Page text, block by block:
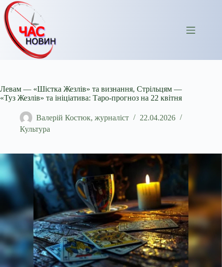
Перейти
до
вмісту
Левам — «Шістка Жезлів» та визнання, Стрільцям —
«Туз Жезлів» та ініціатива: Таро-прогноз на 22 квітня
Валерій Костюк, журналіст
22.04.2026
Культура